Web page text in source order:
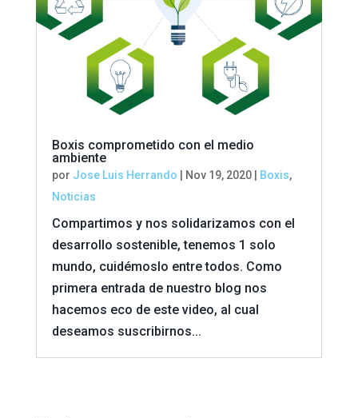
Boxis comprometido con el medio
ambiente
por Jose Luis Herrando Nov 19, 2020| Boxis,
Noticias
Compartimos y nos solidarizamos con el
desarrollo sostenible, tenemos 1 solo
mundo, cuidémoslo entre todos. Como
primera entrada de nuestro blog nos
hacemos eco de este video, al cual
deseamos suscribirnos...